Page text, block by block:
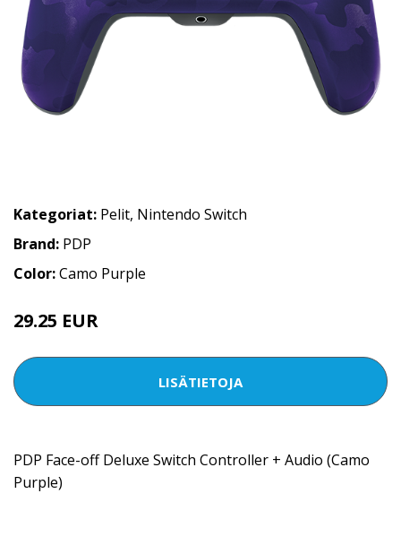
Kategoriat: Pelit, Nintendo Switch
Brand: PDP
Color:Camo Purple
29.25 EUR
LISÄTIETOJA
PDP Face-off Deluxe Switch Controller + Audio (Camo
Purple)